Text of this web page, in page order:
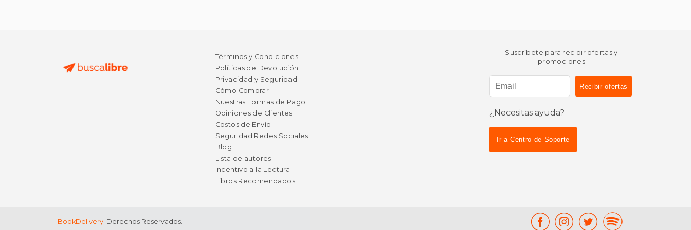
Términos y Condiciones
Políticas de Devolución
Privacidad y Seguridad
Cómo Comprar
Nuestras Formas de Pago
Opiniones de Clientes
Costos de Envío
Seguridad Redes Sociales
Blog
Lista de autores
Incentivo a la Lectura
Libros Recomendados
Suscríbete para recibir ofertas y
promociones
¿Necesitas ayuda?
Ir a Centro de Soporte
BookDelivery. Derechos Reservados.